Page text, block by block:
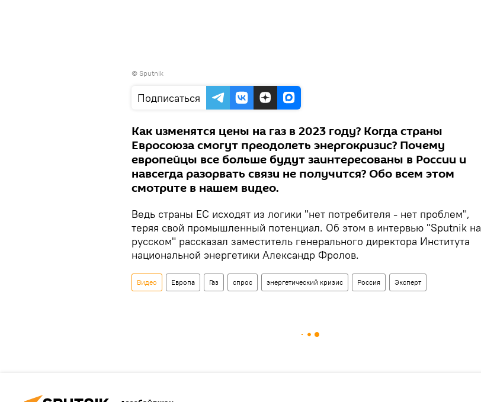
© Sputnik
Подписаться
Как изменятся цены на газ в 2023 году? Когда страны
Евросоюза смогут преодолеть энергокризис? Почему
европейцы все больше будут заинтересованы в России и
навсегда разорвать связи не получится? Обо всем этом
смотрите в нашем видео.
Ведь страны ЕС исходят из логики "нет потребителя - нет проблем",
теряя свой промышленный потенциал. Об этом в интервью "Sputnik на
русском" рассказал заместитель генерального директора Института
национальной энергетики Александр Фролов.
Видео Европа Газ спрос энергетический кризис Россия Эксперт